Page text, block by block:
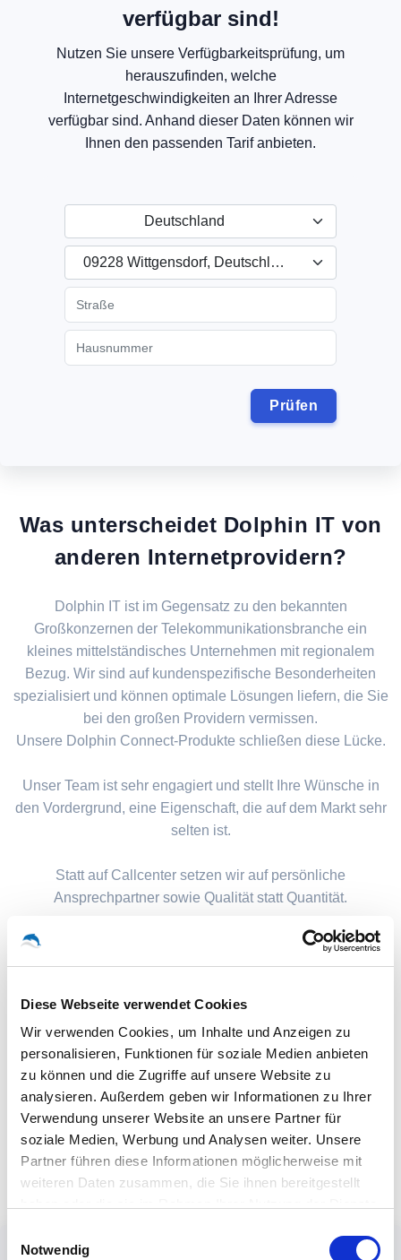
Diese Webseite verwendet Cookies
Wir verwenden Cookies, um Inhalte und Anzeigen zu
personalisieren, Funktionen für soziale Medien anbieten
zu können und die Zugriffe auf unsere Website zu
analysieren. Außerdem geben wir Informationen zu Ihrer
Verwendung unserer Website an unsere Partner für
soziale Medien, Werbung und Analysen weiter. Unsere
Partner führen diese Informationen möglicherweise mit
weiteren Daten zusammen, die Sie ihnen bereitgestellt
Notwendig
verfügbar sind!
Nutzen Sie unsere Verfügbarkeitsprüfung, um
herauszufinden, welche
Internetgeschwindigkeiten an Ihrer Adresse
verfügbar sind. Anhand dieser Daten können wir
Ihnen den passenden Tarif anbieten.
Deutschland
09228 Wittgensdorf, Deutschland
Was unterscheidet Dolphin IT von
anderen Internetprovidern?
Dolphin IT ist im Gegensatz zu den bekannten
Großkonzernen der Telekommunikationsbranche ein
kleines mittelständisches Unternehmen mit regionalem
Bezug. Wir sind auf kundenspezifische Besonderheiten
spezialisiert und können optimale Lösungen liefern, die Sie
bei den großen Providern vermissen.
Unsere Dolphin Connect-Produkte schließen diese Lücke.
Unser Team ist sehr engagiert und stellt Ihre Wünsche in
den Vordergrund, eine Eigenschaft, die auf dem Markt sehr
selten ist.
Statt auf Callcenter setzen wir auf persönliche
Ansprechpartner sowie Qualität statt Quantität.